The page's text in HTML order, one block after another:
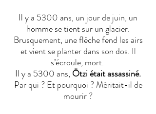
Il y a 5300 ans, un jour de juin, un
homme se tient sur un glacier.
Brusquement, une flèche fend les airs
et vient se planter dans son dos. Il
s’écroule, mort.
Il y a 5300 ans, Ötzi était assassiné.
Par qui ? Et pourquoi ? Méritait-il de
mourir ?